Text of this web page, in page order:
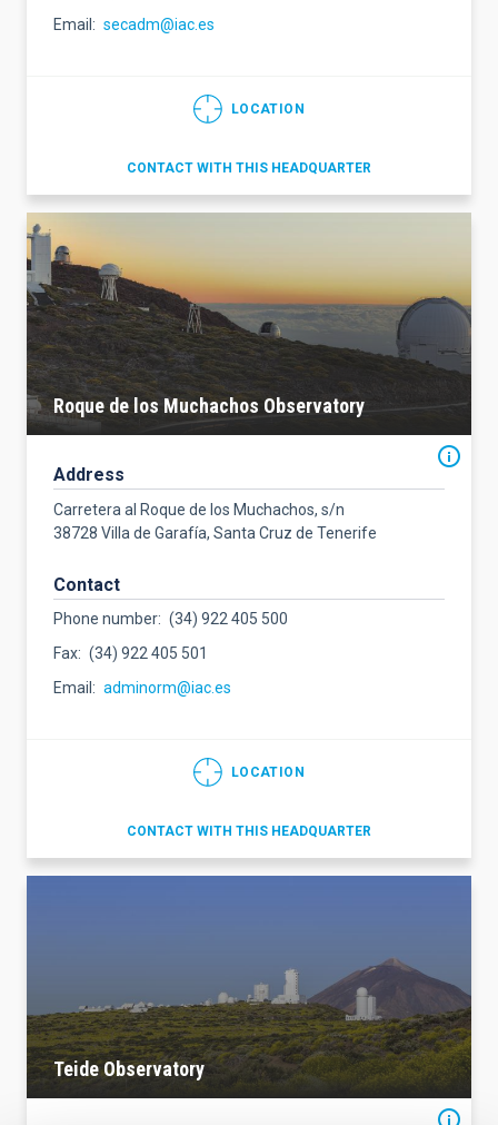
Email
secadm@iac.es
LOCATION
CONTACT WITH THIS HEADQUARTER
Roque de los Muchachos Observatory
Address
Carretera al Roque de los Muchachos, s/n
38728 Villa de Garafía, Santa Cruz de Tenerife
Contact
Phone number
(34) 922 405 500
Fax
(34) 922 405 501
Email
adminorm@iac.es
LOCATION
CONTACT WITH THIS HEADQUARTER
Teide Observatory